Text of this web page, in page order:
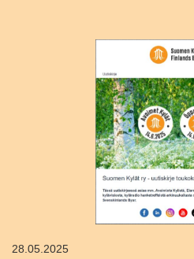
28.05.2025